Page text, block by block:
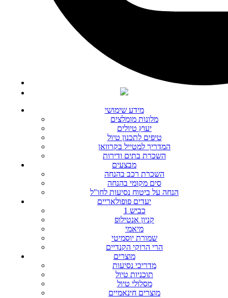
מידע שימושי
מלונות מומלצים
יעוץ טיולים
טיפים לתכנון טיול
המדריך למטייל בקרוואן
השכרת בתים ודירות
מבצעים
השכרת רכב בהנחה
סים מקומי בהנחה
הנחה על ביטוח נסיעות לחו"ל
יעדים פופולאריים
כביש 1
קניון אנטילופ
מיאמי
שמורת יוסמיטי
הרי הרוקי הקנדיים
מוצרים
מדריכי נסיעות
תוכניות טיול
מסלולי טיול
מוצרים חינאמיים